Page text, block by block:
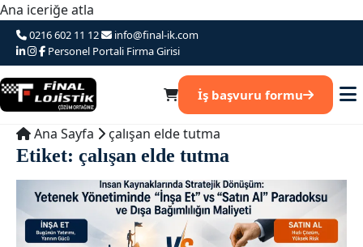
Ana iceriğe atla
0216 602 11 12
info@final-ik.com
Personel Portali Firma Girisi
İş başvuru formu
Ana Sayfa çalışan elde tutma
Etiket: çalışan elde tutma